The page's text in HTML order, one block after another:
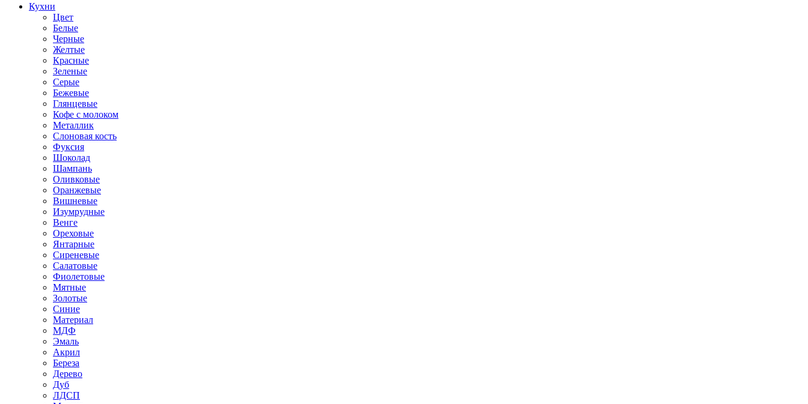
Кухни
Цвет
Белые
Черные
Желтые
Красные
Зеленые
Серые
Бежевые
Глянцевые
Кофе с молоком
Металлик
Слоновая кость
Фуксия
Шоколад
Шампань
Оливковые
Оранжевые
Вишневые
Изумрудные
Венге
Ореховые
Янтарные
Сиреневые
Салатовые
Фиолетовые
Мятные
Золотые
Синие
Материал
МДФ
Эмаль
Акрил
Береза
Дерево
Дуб
ЛДСП